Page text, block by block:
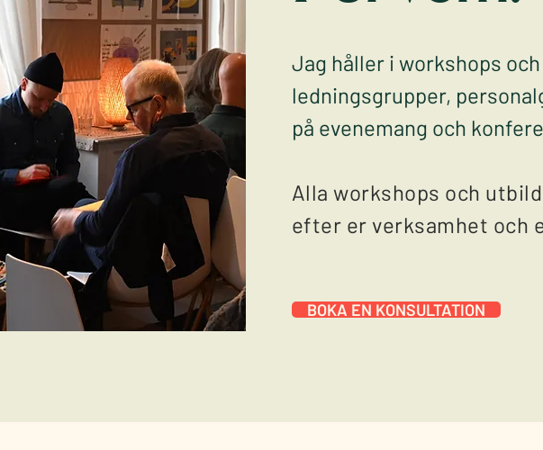
Jag håller i workshops
ledningsgrupper,
på evenemang och
Alla workshops och
efter er verksamhet och
BOKA EN KONSULTATION